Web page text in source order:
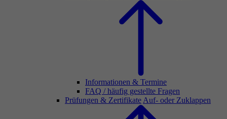
Informationen & Termine
FAQ / häufig gestellte Fragen
Prüfungen & Zertifikate Auf- oder Zuklappen